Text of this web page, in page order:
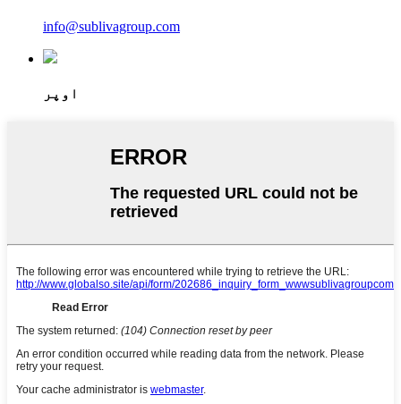
info@sublivagroup.com
اوپر